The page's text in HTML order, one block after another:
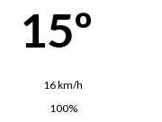
15º
16 km/h
100%